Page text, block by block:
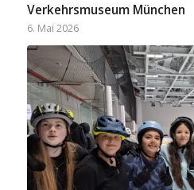
Verkehrsmuseum München
6. Mai 2026